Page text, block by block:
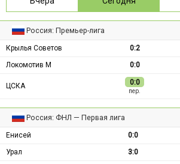
Россия: Премьер-лига
Крылья Советов 0:2
Локомотив М
0:0
ЦСКА 0:0
пер.
Россия: ФНЛ — Первая лига
Енисей 0:0
Урал
3:0